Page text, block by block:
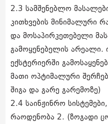
2.3 სამშენებლო
კითხვების მინიმალური
და მოსაპირკეთებელი
გამოყენებელის არეალი.
ექსტერიერში
მათი ოპტიმალური
შიგა და გარე გარემოზე)
2.4 საინჟინრო
რაოდენობა 2. (ზოგადი